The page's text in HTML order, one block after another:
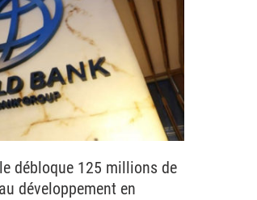
débloque 125 millions de
développement en